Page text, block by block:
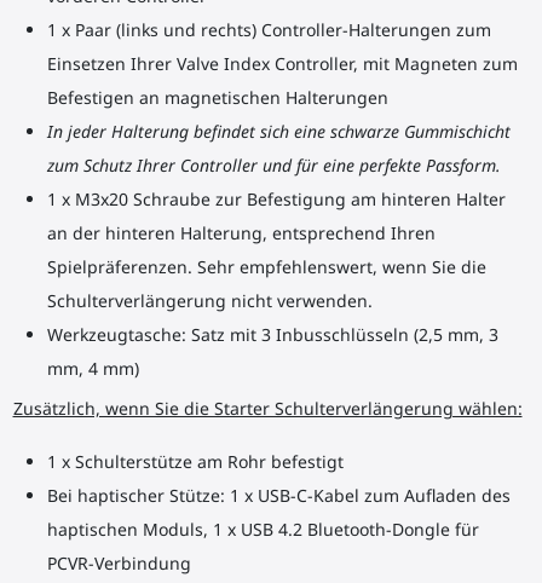
1 x Paar (links und rechts) Controller-Halterungen zum
Einsetzen Ihrer Valve Index Controller, mit Magneten zum
Befestigen an magnetischen Halterungen
In jeder Halterung befindet sich eine schwarze Gummischicht
zum Schutz Ihrer Controller und für eine perfekte Passform.
1 x M3x20 Schraube zur Befestigung am hinteren Halter
an der hinteren Halterung, entsprechend Ihren
Spielpräferenzen. Sehr empfehlenswert, wenn Sie die
Schulterverlängerung nicht verwenden.
Werkzeugtasche: Satz mit 3 Inbusschlüsseln (2,5 mm, 3
mm, 4 mm)
Zusätzlich, wenn Sie die Starter Schulterverlängerung wählen:
1 x Schulterstütze am Rohr befestigt
Bei haptischer Stütze: 1 x USB-C-Kabel zum Aufladen des
haptischen Moduls, 1 x USB 4.2 Bluetooth-Dongle für
PCVR-Verbindung